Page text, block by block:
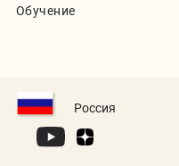
Обучение
Россия